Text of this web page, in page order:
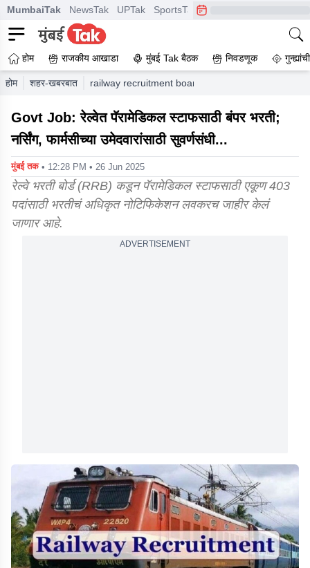
MumbaiTak NewsTak UPTak SportsTak CrimeTak
होम राजकीय आखाडा मुंबई Tak बैठक निवडणूक
होम शहर-खबरबात railway recruitment board rrb paramedical staff
Govt Job: रेल्वेत पॅरामेडिकल स्टाफसाठी बंपर भरती;
नर्सिंग, फार्मसीच्या उमेदवारांसाठी सुवर्णसंधी...
मुंबई तक • 12:28 PM • 26 Jun 2025
रेल्वे भरती बोर्ड (RRB) कडून पॅरामेडिकल स्टाफसाठी एकूण 403
पदांसाठी भरतीचं अधिकृत नोटिफिकेशन लवकरच जाहीर केलं
जाणार आहे.
ADVERTISEMENT